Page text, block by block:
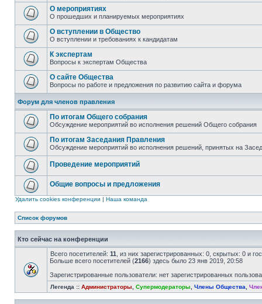
О мероприятиях
О прошедших и планируемых мероприятиях
О вступлении в Общество
О вступлении и требованиях к кандидатам
К экспертам
Вопросы к экспертам Общества
О сайте Общества
Вопросы по работе и предложения по развитию сайта и форума
Форум для членов правления
По итогам Общего собрания
Обсуждение мероприятий во исполнения решений Общего собрания
По итогам Заседания Правления
Обсуждение мероприятий во исполнения решений, принятых на
Проведение мероприятий
Общие вопросы и предложения
Удалить cookies конференции | Наша команда
Список форумов
Кто сейчас на конференции
Всего посетителей: 11 , из них зарегистрированных: 0, скрытых: 0 и
Больше всего посетителей (2166) здесь было 23 янв 2019, 20:58
Зарегистрированные пользователи: нет зарегистрированных
Легенда :: Администраторы Супермодераторы Члены Общества